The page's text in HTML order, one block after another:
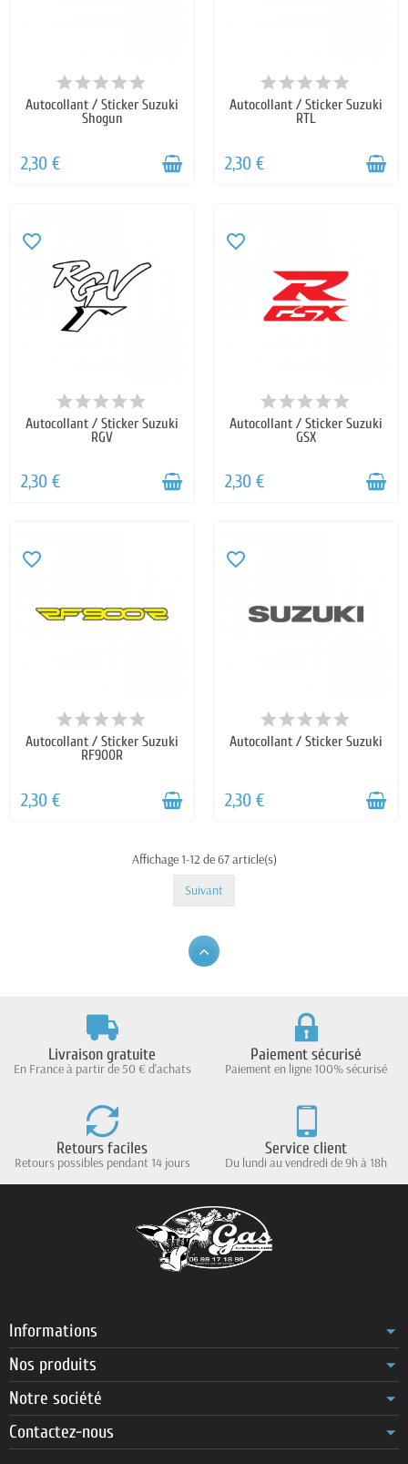
Autocollant / Sticker Suzuki
Shogun
2,30 €
Autocollant / Sticker Suzuki
RTL
2,30 €
favorite_border
Autocollant / Sticker Suzuki
RGV
2,30 €
favorite_border
Autocollant / Sticker Suzuki
GSX
2,30 €
favorite_border
Autocollant / Sticker Suzuki
RF900R
2,30 €
favorite_border
Autocollant / Sticker Suzuki
2,30 €
Affichage 1-12 de 67 article(s)
Suivant
Livraison gratuite
En France à partir de 50 € d'achats
Paiement sécurisé
Paiement en ligne 100% sécurisé
Retours faciles
Retours possibles pendant 14 jours
Service client
Du lundi au vendredi de 9h à 18h
Informations
Nos produits
Notre société
Contactez-nous